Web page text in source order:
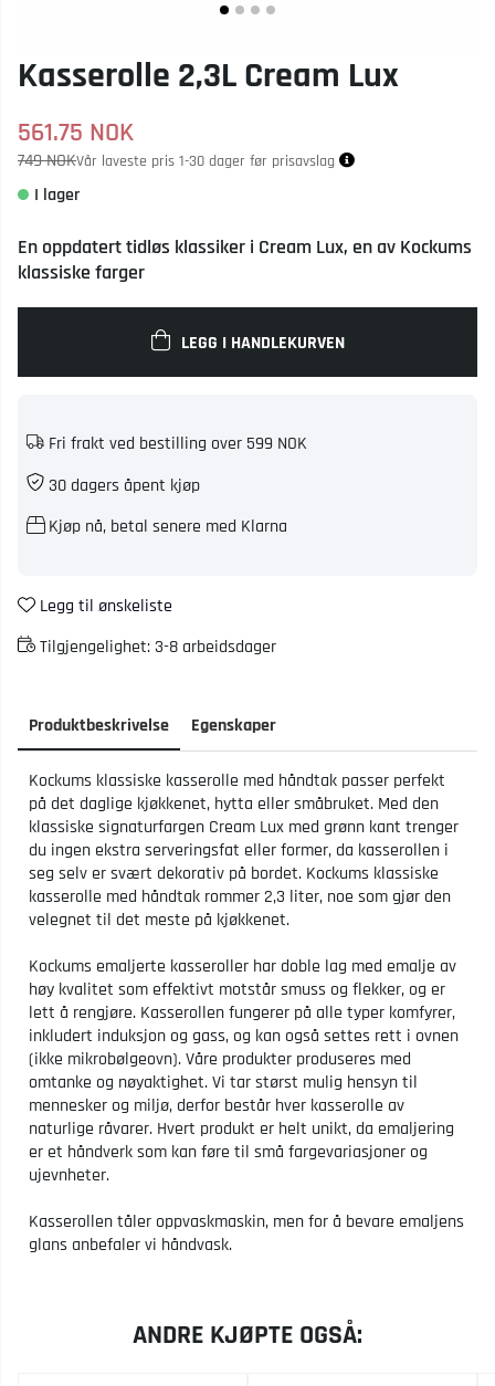
Kasserolle 2,3L Cream Lux
561.75 NOK
749 NOKVår laveste pris 1-30 dager før prisavslag
En oppdatert tidløs klassiker i Cream Lux, en av Kockums
klassiske farger
LEGG I HANDLEKURVEN
Fri frakt ved bestilling over 599 NOK
30 dagers åpent kjøp
Kjøp nå, betal senere med Klarna
Legg til ønskeliste
Tilgjengelighet:3-8 arbeidsdager
Produktbeskrivelse Egenskaper
Kockums klassiske kasserolle med håndtak passer perfekt
på det daglige kjøkkenet, hytta eller småbruket. Med den
klassiske signaturfargen Cream Lux med grønn kant trenger
du ingen ekstra serveringsfat eller former, da kasserollen i
seg selv er svært dekorativ på bordet. Kockums klassiske
kasserolle med håndtak rommer 2,3 liter, noe som gjør den
velegnet til det meste på kjøkkenet.
Kockums emaljerte kasseroller har doble lag med emalje av
høy kvalitet som effektivt motstår smuss og flekker, og er
lett å rengjøre. Kasserollen fungerer på alle typer komfyrer,
inkludert induksjon og gass, og kan også settes rett i ovnen
(ikke mikrobølgeovn). Våre produkter produseres med
omtanke og nøyaktighet. Vi tar størst mulig hensyn til
mennesker og miljø, derfor består hver kasserolle av
naturlige råvarer. Hvert produkt er helt unikt, da emaljering
er et håndverk som kan føre til små fargevariasjoner og
ujevnheter.
Kasserollen tåler oppvaskmaskin, men for å bevare emaljens
glans anbefaler vi håndvask.
ANDRE KJØPTE OGSÅ: